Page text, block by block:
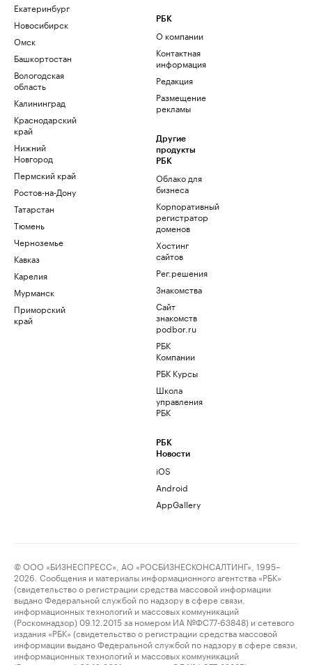
Екатеринбург
Новосибирск
Омск
Башкортостан
Вологодская
область
Калининград
Краснодарский
край
Нижний
Новгород
Пермский край
Ростов-на-Дону
Татарстан
Тюмень
Черноземье
Кавказ
Карелия
Мурманск
Приморский
край
РБК
О компании
Контактная
информация
Редакция
Размещение
рекламы
Другие
продукты
РБК
Облако для
бизнеса
Корпоративный
регистратор
доменов
Хостинг
сайтов
Рег.решения
Знакомства
Сайт
знакомств
podbor.ru
РБК
Компании
РБК Курсы
Школа
управления
РБК
РБК
Новости
iOS
Android
AppGallery
© ООО «БИЗНЕСПРЕСС», АО «РОСБИЗНЕСКОНСАЛТИНГ», 1995–
2026. Сообщения и материалы информационного агентства «РБК»
(свидетельство о регистрации средства массовой информации
выдано Федеральной службой по надзору в сфере связи,
информационных технологий и массовых коммуникаций
(Роскомнадзор) 09.12.2015 за номером ИА №ФС77-63848) и сетевого
издания «РБК» (свидетельство о регистрации средства массовой
информации выдано Федеральной службой по надзору в сфере связи,
информационных технологий и массовых коммуникаций